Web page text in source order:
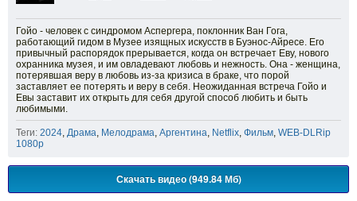
Гойо - человек с синдромом Аспергера, поклонник Ван Гога,
работающий гидом в Музее изящных искусств в Буэнос-Айресе. Его
привычный распорядок прерывается, когда он встречает Еву, нового
охранника музея, и им овладевают любовь и нежность. Она - женщина,
потерявшая веру в любовь из-за кризиса в браке, что порой
заставляет ее потерять и веру в себя. Неожиданная встреча Гойо и
Евы заставит их открыть для себя другой способ любить и быть
любимыми.
Теги: 2024 Драма Мелодрама Аргентина Netflix Фильм WEB-DLRip
1080p
Скачать видео (949.84 Мб)